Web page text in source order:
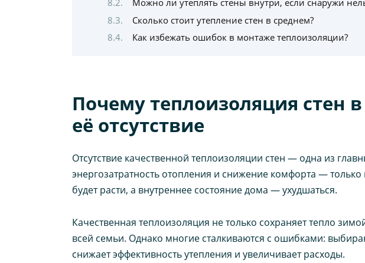
Можно ли утеплять стены внутри, если снаружи
Сколько стоит утепление стен в среднем?
Как избежать ошибок в монтаже теплоизоляции?
Почему теплоизоляция стен
её отсутствие
Отсутствие качественной теплоизоляции стен — одна из
энергозатратность отопления и снижение комфорта —
будет расти, а внутреннее состояние дома — ухудшаться.
Качественная теплоизоляция не только сохраняет тепло
всей семьи. Однако многие сталкиваются с ошибками:
снижает эффективность утепления и увеличивает расходы.